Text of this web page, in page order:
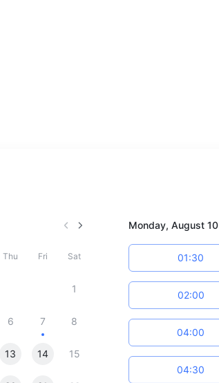
Thu Fri Sat
1
6 7 8
13 14 15
Monday, August 10
01:30
02:00
04:00
04:30